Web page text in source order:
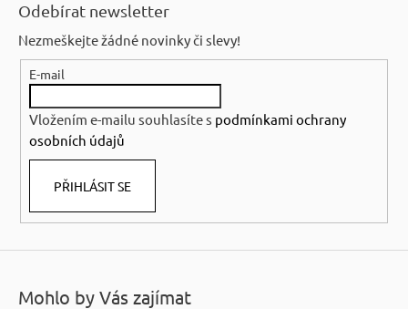
Odebírat newsletter
Nezmeškejte žádné novinky či slevy!
E-mail
Vložením e-mailu souhlasíte s podmínkami ochrany
osobních údajů
PŘIHLÁSIT SE
Mohlo by Vás zajímat